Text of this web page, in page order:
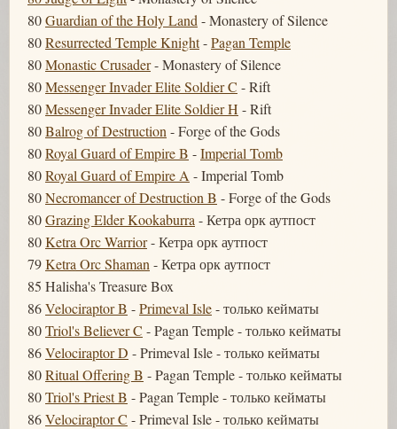
80Guardian of the Holy Land - Monastery of Silence
80Resurrected Temple Knight-Pagan Temple
80Monastic Crusader- Monastery of Silence
80Messenger Invader Elite Soldier C - Rift
80Messenger Invader Elite Soldier H - Rift
80Balrog of Destruction - Forge of the Gods
80Royal Guard of Empire B -Imperial Tomb
80Royal Guard of Empire A - Imperial Tomb
80Necromancer of Destruction B - Forge of the Gods
80Grazing Elder Kookaburra - Кетра орк аутпост
80Ketra Orc Warrior- Кетра орк аутпост
79Ketra Orc Shaman - Кетра орк аутпост
85 Halisha's Treasure Box
86Velociraptor B -Primeval Isle- только кейматы
80Triol's Believer C - Pagan Temple - только кейматы
86Velociraptor D - Primeval Isle - только кейматы
80Ritual Offering B - Pagan Temple - только кейматы
80Triol's Priest B - Pagan Temple - только кейматы
86Velociraptor C - Primeval Isle - только кейматы